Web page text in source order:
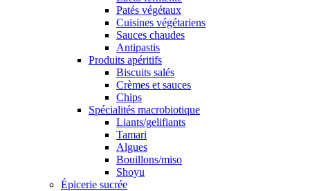
Patés végétaux
Cuisines végétariens
Sauces chaudes
Antipastis
Produits apéritifs
Biscuits salés
Crèmes et sauces
Chips
Spécialités macrobiotique
Liants/gelifiants
Tamari
Algues
Bouillons/miso
Shoyu
Épicerie sucrée